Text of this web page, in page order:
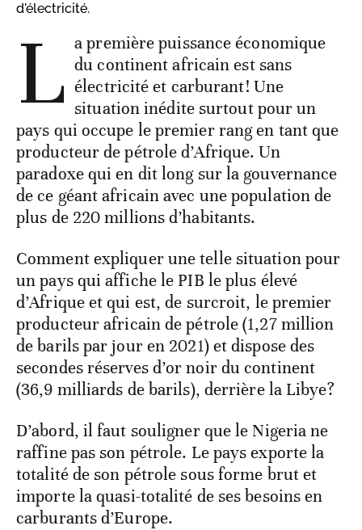
d'électricité.
L a première puissance économique
du continent africain est sans
électricité et carburant! Une
situation inédite surtout pour un
pays qui occupe le premier rang en tant que
producteur de pétrole d’Afrique. Un
paradoxe qui en dit long sur la gouvernance
de ce géant africain avec une population de
plus de 220 millions d’habitants.
Comment expliquer une telle situation pour
un pays qui affiche le PIB le plus élevé
d’Afrique et qui est, de surcroit, le premier
producteur africain de pétrole (1,27 million
de barils par jour en 2021) et dispose des
secondes réserves d’or noir du continent
(36,9 milliards de barils), derrière la Libye?
D’abord, il faut souligner que le Nigeria ne
raffine pas son pétrole. Le pays exporte la
totalité de son pétrole sous forme brut et
importe la quasi-totalité de ses besoins en
carburants d’Europe.